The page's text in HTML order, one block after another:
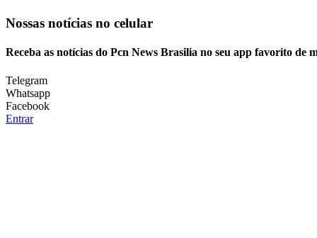
Nossas notícias no celular
Receba as notícias do Pcn News Brasilia no seu app favorito de
Telegram
Whatsapp
Facebook
Entrar